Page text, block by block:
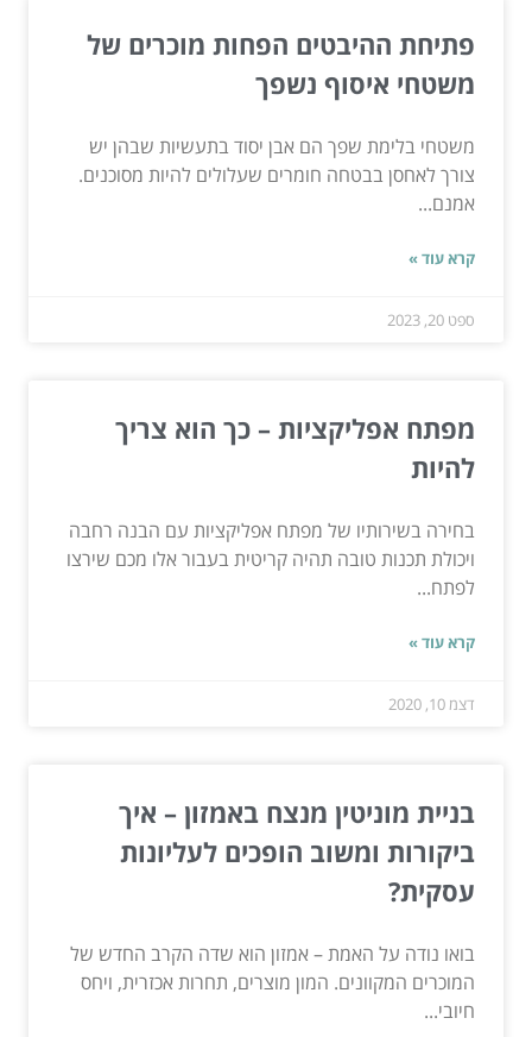
פתיחת ההיבטים הפחות מוכרים של
משטחי איסוף נשפך
משטחי בלימת שפך הם אבן יסוד בתעשיות שבהן יש
צורך לאחסן בבטחה חומרים שעלולים להיות מסוכנים.
אמנם...
קרא עוד »
ספט 20, 2023
מפתח אפליקציות – כך הוא צריך
להיות
בחירה בשירותיו של מפתח אפליקציות עם הבנה רחבה
ויכולת תכנות טובה תהיה קריטית בעבור אלו מכם שירצו
לפתח...
קרא עוד »
דצמ 10, 2020
בניית מוניטין מנצח באמזון – איך
ביקורות ומשוב הופכים לעליונות
עסקית?
בואו נודה על האמת – אמזון הוא שדה הקרב החדש של
המוכרים המקוונים. המון מוצרים, תחרות אכזרית, ויחס
חיובי...